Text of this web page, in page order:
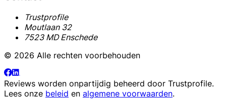
Trustprofile
Moutlaan 32
7523 MD Enschede
© 2026 Alle rechten voorbehouden
Reviews worden onpartijdig beheerd door Trustprofile.
Lees onze beleid en algemene voorwaarden.